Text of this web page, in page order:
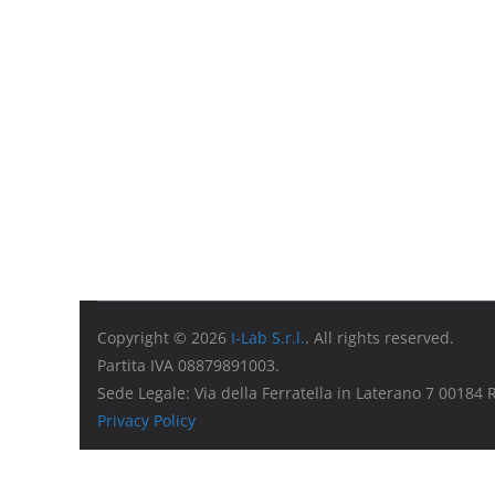
Copyright © 2026 I-Lab S.r.l.. All rights reserved.
Partita IVA 08879891003.
Sede Legale: Via della Ferratella in Laterano 7 00184
Privacy Policy